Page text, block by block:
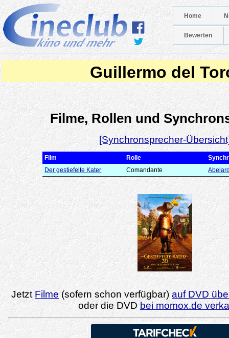
Home
Bewerten
Guillermo del
Filme, Rollen und
[Synchronsprecher-
Film Rolle
Der gestiefelte Kater
Comandante
Jetzt Filme (sofern schon verfügbar)auf DVD
oder die DVD bei momox.de